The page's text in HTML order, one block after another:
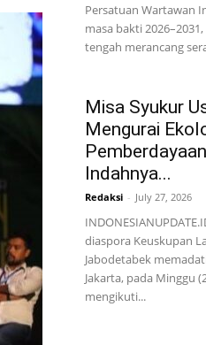
Persatuan Wartawan
masa bakti
tengah merancang
Misa Syukur
Mengurai
Indahnya...
Redaksi - July 27, 2026
diaspora Keuskupan
Jabodetabek
Jakarta, pada Minggu
mengikuti...